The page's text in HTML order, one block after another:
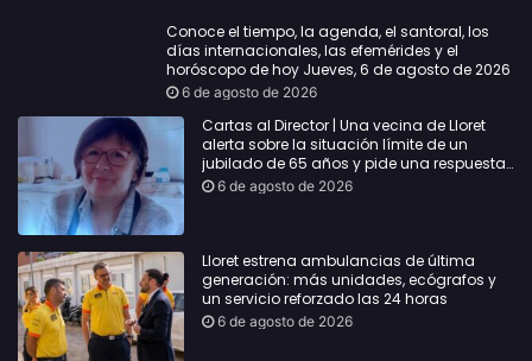
Conoce el tiempo, la agenda, el santoral, los
días internacionales, las efemérides y el
horóscopo de hoy Jueves, 6 de agosto de 2026
6 de agosto de 2026
Cartas al Director | Una vecina de Lloret
alerta sobre la situación límite de un
jubilado de 65 años y pide una respuesta
urgente
6 de agosto de 2026
Lloret estrena ambulancias de última
generación: más unidades, ecógrafos y
un servicio reforzado las 24 horas
6 de agosto de 2026